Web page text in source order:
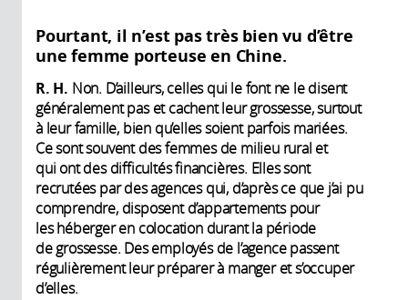
Pourtant, il n’est pas très bien vu d’être
une femme porteuse en Chine.
R. H. Non. D’ailleurs, celles qui le font ne le disent
généralement pas et cachent leur grossesse, surtout
à leur famille, bien qu’elles soient parfois mariées.
Ce sont souvent des femmes de milieu rural et
qui ont des difficultés financières. Elles sont
recrutées par des agences qui, d’après ce que j’ai pu
comprendre, disposent d’appartements pour
les héberger en colocation durant la période
de grossesse. Des employés de l’agence passent
régulièrement leur préparer à manger et s’occuper
d’elles.